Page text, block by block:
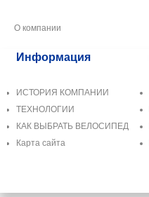
О компании
Информация
ИСТОРИЯ КОМПАНИИ
ТЕХНОЛОГИИ
КАК ВЫБРАТЬ ВЕЛОСИПЕД
Карта сайта